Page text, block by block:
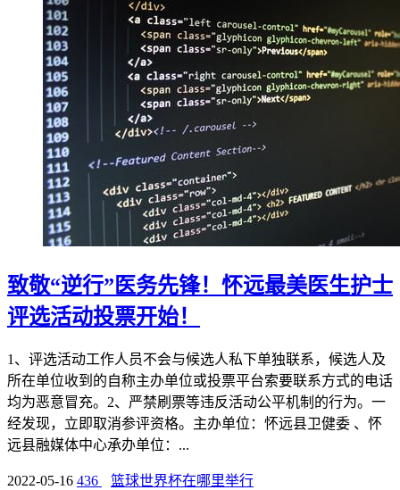
致敬“逆行”医务先锋！怀远最美医生护士
评选活动投票开始！
1、评选活动工作人员不会与候选人私下单独联系，候选人及
所在单位收到的自称主办单位或投票平台索要联系方式的电话
均为恶意冒充。2、严禁刷票等违反活动公平机制的行为。一
经发现，立即取消参评资格。主办单位：怀远县卫健委 、怀
远县融媒体中心承办单位：...
2022-05-16 436 篮球世界杯在哪里举行